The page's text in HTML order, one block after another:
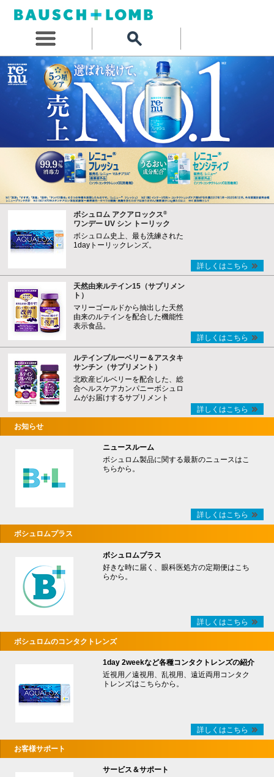
ボシュロム アクアロックス®
ワンデー UV シン トーリック
ボシュロム史上、最も洗練された
1dayトーリックレンズ。
詳しくはこちら
天然由来ルテイン15（サプリメン
ト）
マリーゴールドから抽出した天然
由来のルテインを配合した機能性
表示食品。
詳しくはこちら
ルテインブルーベリー＆アスタキ
サンチン（サプリメント）
北欧産ビルベリーを配合した、総
合ヘルスケアカンパニーボシュロ
ムがお届けするサプリメント
詳しくはこちら
お知らせ
ニュースルーム
ボシュロム製品に関する最新のニュースはこ
ちらから。
詳しくはこちら
ボシュロムプラス
ボシュロムプラス
好きな時に届く、眼科医処方の定期便はこち
らから。
詳しくはこちら
ボシュロムのコンタクトレンズ
1day 2weekなど各種コンタクトレンズの紹介
近視用／遠視用、乱視用、遠近両用コンタク
トレンズはこちらから。
詳しくはこちら
お客様サポート
サービス＆サポート